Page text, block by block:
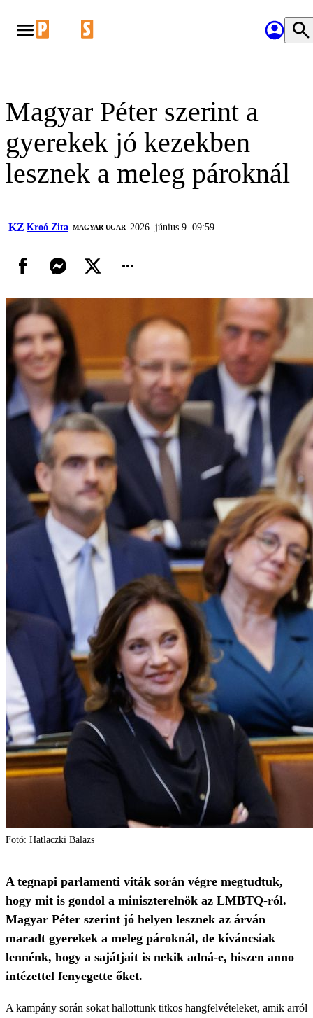
Magyar Péter szerint a
gyerekek jó kezekben
lesznek a meleg pároknál
KZ Kroó Zita MAGYAR UGAR 2026. június 9. 09:59
Fotó: Hatlaczki Balazs
A tegnapi parlamenti viták során végre megtudtuk,
hogy mit is gondol a miniszterelnök az LMBTQ-ról.
Magyar Péter szerint jó helyen lesznek az árván
maradt gyerekek a meleg pároknál, de kíváncsiak
lennénk, hogy a sajátjait is nekik adná-e, hiszen anno
intézettel fenyegette őket.
A kampány során sokat hallottunk titkos hangfelvételeket, amik arról